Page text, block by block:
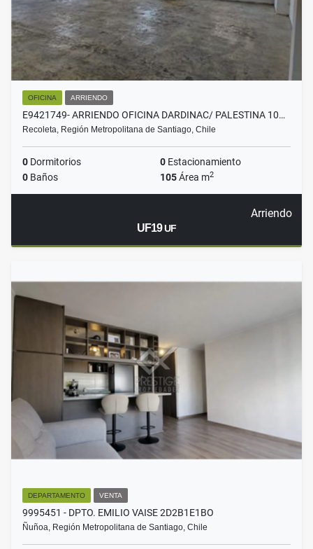
OFICINA ARRIENDO
E9421749- ARRIENDO OFICINA DARDINAC/ PALESTINA 10…
Recoleta, Región Metropolitana de Santiago, Chile
0 Dormitorios 0 Estacionamiento
0 Baños 105Área m2
Arriendo
UF19UF
DEPARTAMENTO VENTA
9995451 - DPTO. EMILIO VAISE 2D2B1E1BO
Ñuñoa, Región Metropolitana de Santiago, Chile